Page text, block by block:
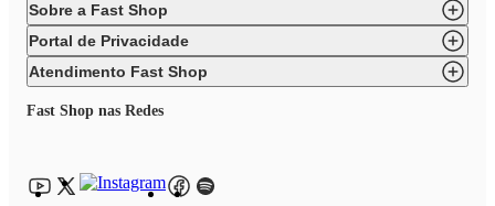
Sobre a Fast Shop
Portal de Privacidade
Atendimento Fast Shop
Fast Shop nas Redes